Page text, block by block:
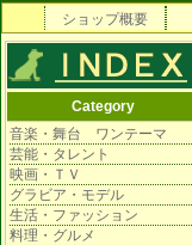
ショップ概要
Category
音楽・舞台 ワンテーマ
芸能・タレント
映画・ＴＶ
グラビア・モデル
生活・ファッション
料理・グルメ